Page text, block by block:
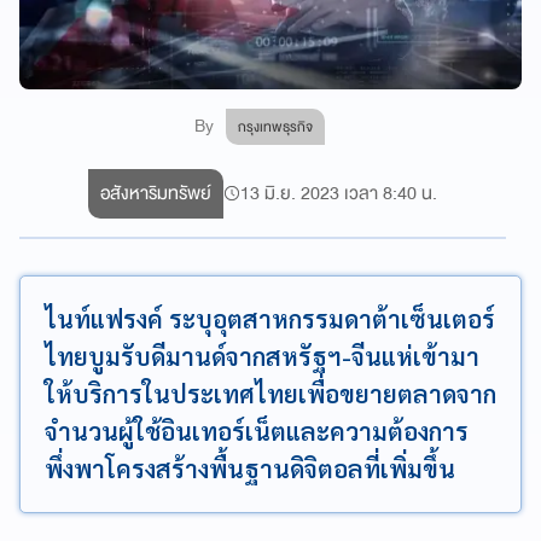
By กรุงเทพธุรกิจ
อสังหาริมทรัพย์ 13 มิ.ย. 2023 เวลา 8:40 น.
ไนท์แฟรงค์ ระบุอุตสาหกรรมดาต้าเซ็นเตอร์
ไทยบูมรับดีมานด์จากสหรัฐฯ-จีนแห่เข้ามา
ให้บริการในประเทศไทยเพื่อขยายตลาดจาก
จำนวนผู้ใช้อินเทอร์เน็ตและความต้องการ
พึ่งพาโครงสร้างพื้นฐานดิจิตอลที่เพิ่มขึ้น